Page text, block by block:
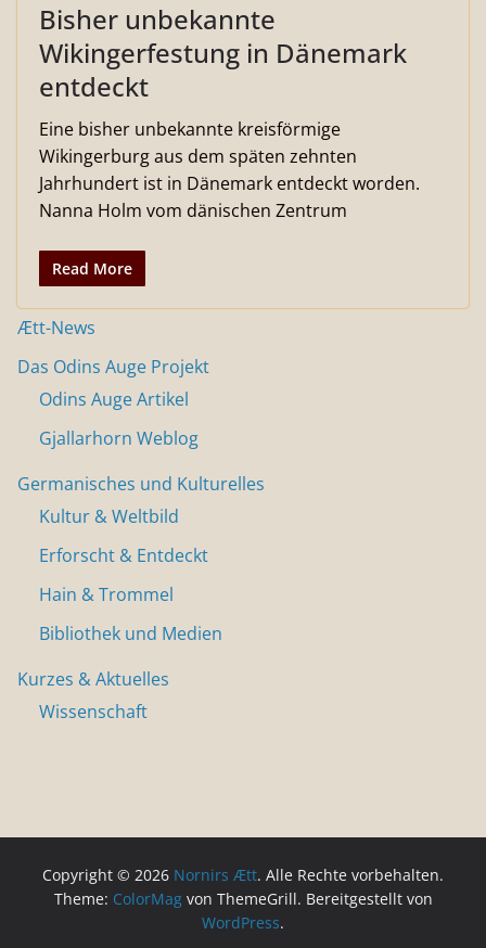
Bisher unbekannte
Wikingerfestung in Dänemark
entdeckt
Eine bisher unbekannte kreisförmige
Wikingerburg aus dem späten zehnten
Jahrhundert ist in Dänemark entdeckt worden.
Nanna Holm vom dänischen Zentrum
Read More
Ætt-News
Das Odins Auge Projekt
Odins Auge Artikel
Gjallarhorn Weblog
Germanisches und Kulturelles
Kultur & Weltbild
Erforscht & Entdeckt
Hain & Trommel
Bibliothek und Medien
Kurzes & Aktuelles
Wissenschaft
Copyright © 2026 Nornirs Ætt. Alle Rechte vorbehalten.
Theme: ColorMagvon ThemeGrill. Bereitgestellt von
WordPress.